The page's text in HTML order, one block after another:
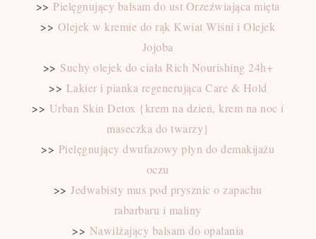
>> Pielęgnujący balsam do ust Orzeźwiająca mięta
>> Olejek w kremie do rąk Kwiat Wiśni i Olejek
Jojoba
>> Suchy olejek do ciała Rich Nourishing 24h+
>> Lakier i pianka regenerująca Care & Hold
>> Urban Skin Detox {krem na dzień, krem na noc i
maseczka do twarzy}
>> Pielęgnujący dwufazowy płyn do demakijażu
oczu
>>Jedwabisty mus pod prysznic o zapachu
rabarbaru i maliny
>> Nawilżający balsam do opalania